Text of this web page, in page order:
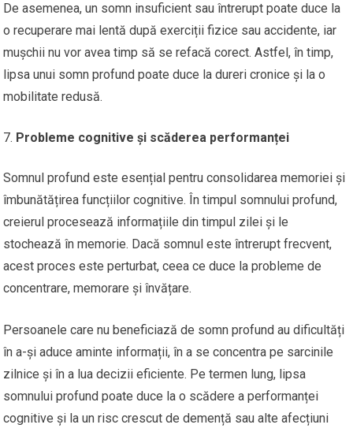
De asemenea, un somn insuficient sau întrerupt poate duce la
o recuperare mai lentă după exerciții fizice sau accidente, iar
mușchii nu vor avea timp să se refacă corect. Astfel, în timp,
lipsa unui somn profund poate duce la dureri cronice și la o
mobilitate redusă.
Probleme cognitive și scăderea performanței
Somnul profund este esențial pentru consolidarea memoriei și
îmbunătățirea funcțiilor cognitive. În timpul somnului profund,
creierul procesează informațiile din timpul zilei și le
stochează în memorie. Dacă somnul este întrerupt frecvent,
acest proces este perturbat, ceea ce duce la probleme de
concentrare, memorare și învățare.
Persoanele care nu beneficiază de somn profund au dificultăți
în a-și aduce aminte informații, în a se concentra pe sarcinile
zilnice și în a lua decizii eficiente. Pe termen lung, lipsa
somnului profund poate duce la o scădere a performanței
cognitive și la un risc crescut de demență sau alte afecțiuni